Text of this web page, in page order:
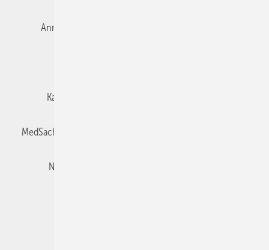
Anmelden
Karriere bei Gentner
MedSach abonnieren
Newsletter